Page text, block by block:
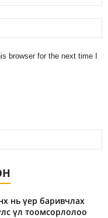
browser for the next time I
нь үер баривчлах
үл тоомсорлолоо